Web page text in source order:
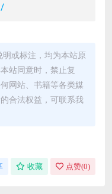
或标注，均为本站原
站同意时，禁止复
网站、书籍等各类媒
合法权益，可联系我
收藏 点赞(0)